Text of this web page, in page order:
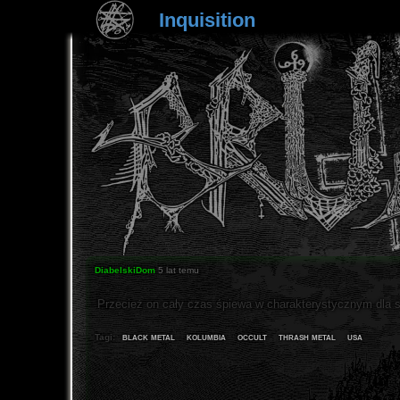
Inquisition
DiabelskiDom 5 lat temu
Przecież on cały czas śpiewa w charakterystycznym dla
Tagi: black metal kolumbia occult thrash metal usa